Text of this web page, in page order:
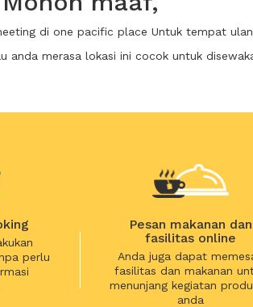
di one pacific place Untuk tempat
anda merasa lokasi ini cocok untuk
perlu
Pesan makanan dan
fasilitas online
Anda juga dapat
fasilitas dan makanan
menunjang kegiatan
anda